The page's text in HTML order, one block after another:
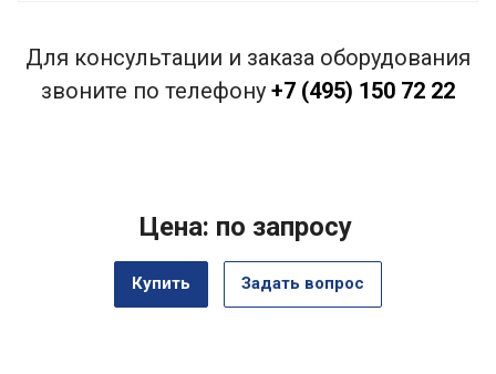
Для консультации и заказа оборудования
звоните по телефону +7 (495) 150 72 22
Цена: по запросу
Купить Задать вопрос